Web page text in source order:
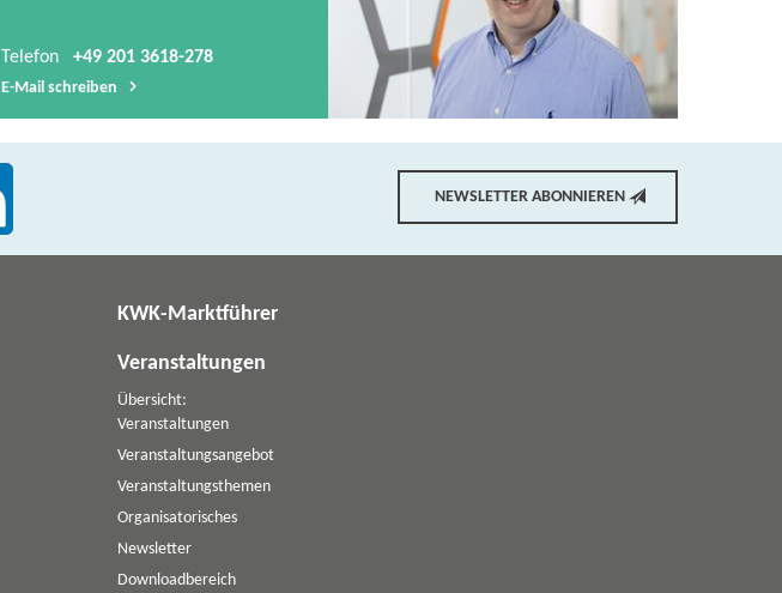
Telefon +49 201 3618-278
E-​Mail schreiben
NEWSLETTER ABONNIEREN
KWK-Marktführer
Veranstaltungen
Übersicht:
Veranstaltungen
Veranstaltungsangebot
Veranstaltungsthemen
Organisatorisches
Newsletter
Downloadbereich